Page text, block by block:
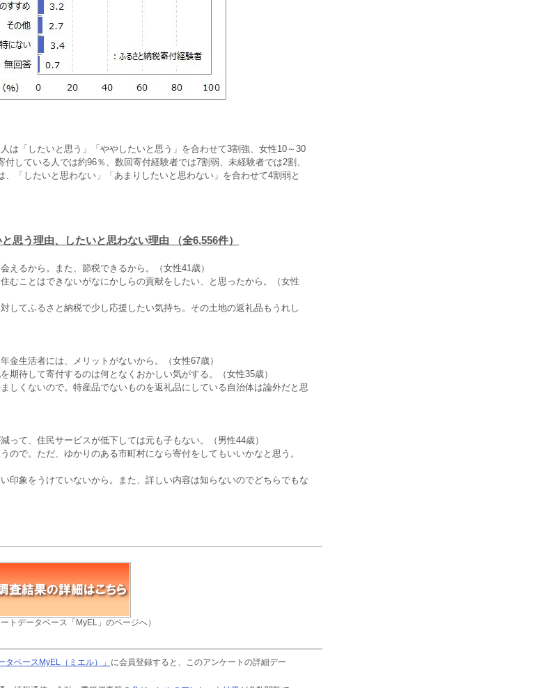
は「したいと思う」「ややしたいと思う」を合わせて3割強、女性10～30
している人では約96％、数回寄付経験者では7割弱、未経験者では2割、
「したいと思わない」「あまりしたいと思わない」を合わせて4割弱と
思う理由、したいと思わない理由 （全6,556件）
えるから。また、節税できるから。（女性41歳）
むことはできないがなにかしらの貢献をしたい、と思ったから。（女性
してふるさと納税で少し応援したい気持ち。その土地の返礼品もうれし
金生活者には、メリットがないから。（女性67歳）
期待して寄付するのは何となくおかしい気がする。（女性35歳）
しくないので。特産品でないものを返礼品にしている自治体は論外だと思
って、住民サービスが低下しては元も子もない。（男性44歳）
ので。ただ、ゆかりのある市町村になら寄付をしてもいいかなと思う。
印象をうけていないから。また、詳しい内容は知らないのでどちらでもな
ートデータベース「MyEL」のページへ）
タベースMyEL（ミエル）」 に会員登録すると、このアンケートの詳細デー